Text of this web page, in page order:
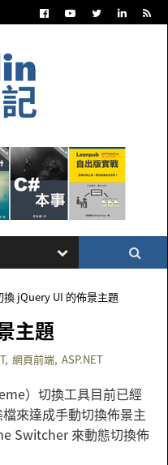
換 jQuery UI 的佈景主題
主題
, 網頁前端, ASP.NET
）切換工具目前已經
來達成手動切換佈景主
Switcher 來動態切換佈